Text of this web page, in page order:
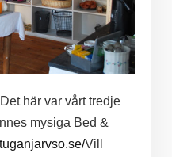
här var vårt tredje
mysiga Bed &
Vill